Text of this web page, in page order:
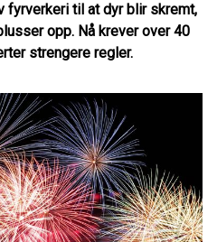
fyrverkeri til at dyr blir skremt,
opp. Nå krever over 40
strengere regler.